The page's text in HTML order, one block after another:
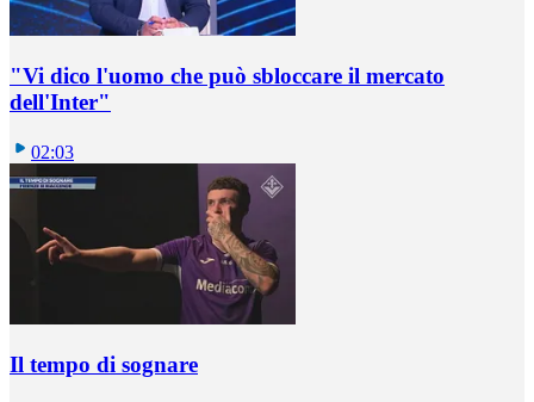
"Vi dico l'uomo che può sbloccare il mercato
dell'Inter"
02:03
Il tempo di sognare